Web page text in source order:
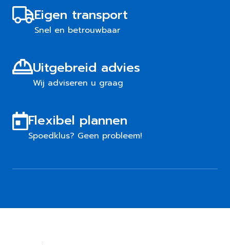
Eigen transport
Snel en betrouwbaar
Uitgebreid advies
Wij adviseren u graag
Flexibel plannen
Spoedklus? Geen probleem!